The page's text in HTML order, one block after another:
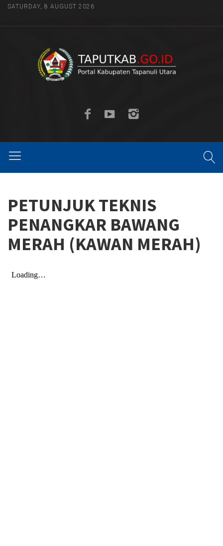
SATURDAY, 8 AUGUST 2026
PETUNJUK TEKNIS
PENANGKAR BAWANG
MERAH (KAWAN MERAH)